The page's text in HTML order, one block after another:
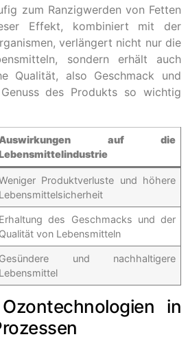
zum Ranzigwerden von Fetten
Effekt, kombiniert mit der
verlängert nicht nur die
sondern erhält auch
Qualität, also Geschmack und
des Produkts so wichtig
auf die
Produktverluste und höhere
Lebensmittelsicherheit
Erhaltung des Geschmacks und der
Qualität von Lebensmitteln
Gesündere und nachhaltigere
Lebensmittel
in